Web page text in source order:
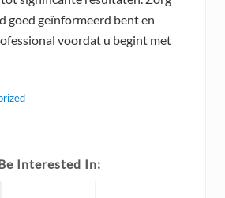
goed geïnformeerd bent en
voordat u begint met
Interested In: